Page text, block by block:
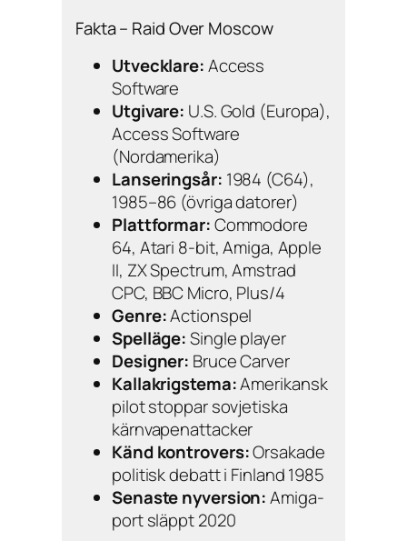
Fakta – Raid Over Moscow
Utvecklare:Access
Software
Utgivare: U.S. Gold (Europa),
Access Software
(Nordamerika)
Lanseringsår: 1984 (C64),
1985–86 (övriga datorer)
Plattformar:Commodore
64, Atari 8-bit, Amiga, Apple
II, ZX Spectrum, Amstrad
CPC, BBC Micro, Plus/4
Genre:Actionspel
Spelläge:Single player
Designer: Bruce Carver
Kallakrigstema:Amerikansk
pilot stoppar sovjetiska
kärnvapenattacker
Känd kontrovers:Orsakade
politisk debatt i Finland 1985
Senaste nyversion:Amiga-
port släppt 2020